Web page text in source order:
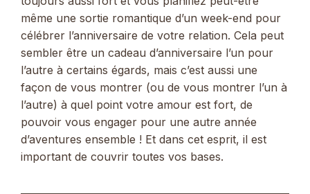
même une sortie romantique d’un week-end pour
célébrer l’anniversaire de votre relation. Cela peut
sembler être un cadeau d’anniversaire l’un pour
l’autre à certains égards, mais c’est aussi une
façon de vous montrer (ou de vous montrer l’un à
l’autre) à quel point votre amour est fort, de
pouvoir vous engager pour une autre année
d’aventures ensemble ! Et dans cet esprit, il est
important de couvrir toutes vos bases.